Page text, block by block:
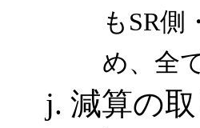
もSR
め、全
減算の